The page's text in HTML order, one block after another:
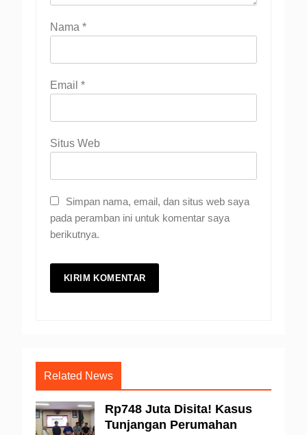
Nama *
Email *
Situs Web
Simpan nama, email, dan situs web saya
pada peramban ini untuk komentar saya
berikutnya.
Related News
Rp748 Juta Disita! Kasus
Tunjangan Perumahan